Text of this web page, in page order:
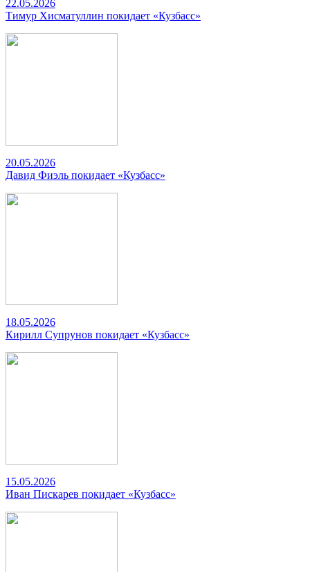
22.05.2026
Тимур Хисматуллин покидает «Кузбасс»
20.05.2026
Давид Фиэль покидает «Кузбасс»
18.05.2026
Кирилл Супрунов покидает «Кузбасс»
15.05.2026
Иван Пискарев покидает «Кузбасс»